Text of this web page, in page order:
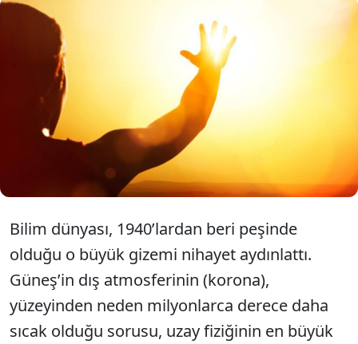
Bilim insanları Güneş üzerinde 80 yıldır devam
eden çalışmaların sonucunu açıkladı. Güneş
yüzeyinde ve içinde saklanan bazı sırlar bu
şekilde açığa çıktı. Elde edilen bilimsel verilere
göre Güneşin telefonları ne zaman bozacağı
artık bu şekilde belirlenecek.
Bilim dünyası, 1940’lardan beri peşinde
olduğu o büyük gizemi nihayet aydınlattı.
Güneş’in dış atmosferinin (korona),
yüzeyinden neden milyonlarca derece daha
sıcak olduğu sorusu, uzay fiziğinin en büyük